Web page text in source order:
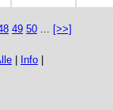
49 50 ... [>>]
Info